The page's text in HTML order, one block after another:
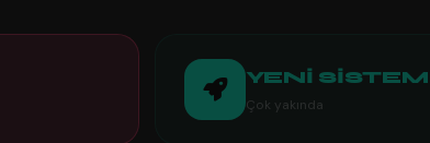
YENİ SİSTEM
Çok yakında